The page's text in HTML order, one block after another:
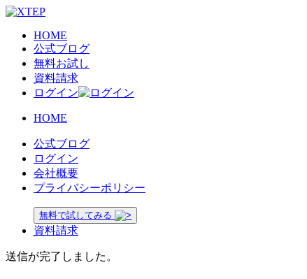
HOME
公式ブログ
無料お試し
資料請求
ログイン
HOME
公式ブログ
ログイン
会社概要
プライバシーポリシー
無料で試してみる
資料請求
送信が完了しました。